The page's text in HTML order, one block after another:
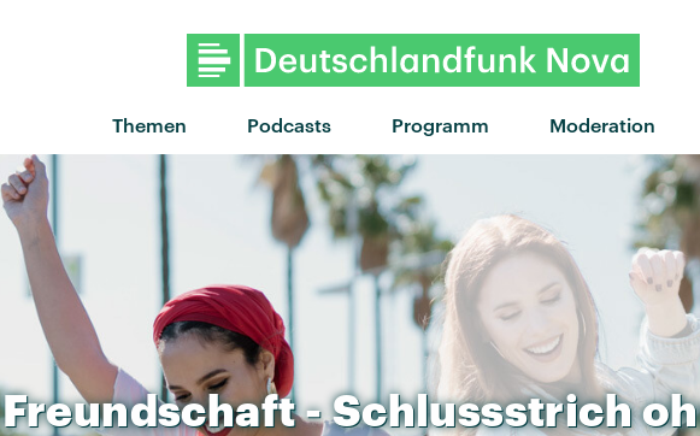
Themen Podcasts Programm Moderation
Freundschaft-Schlussstrich